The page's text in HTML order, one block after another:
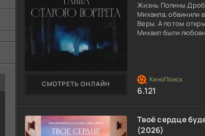
Жизнь Полины
Михаила, обвинили
Веры. А потом
Михаил были
Кирилл Скворцов,
жена художника,
СМОТРЕТЬ ОНЛАЙН
6.121
Твоё сердце
(2026)